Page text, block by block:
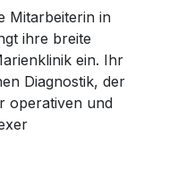
Mitarbeiterin in
ihre breite
ein. Ihr
Diagnostik, der
operativen und